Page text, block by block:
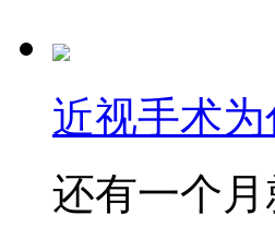
近视手术
还有一个